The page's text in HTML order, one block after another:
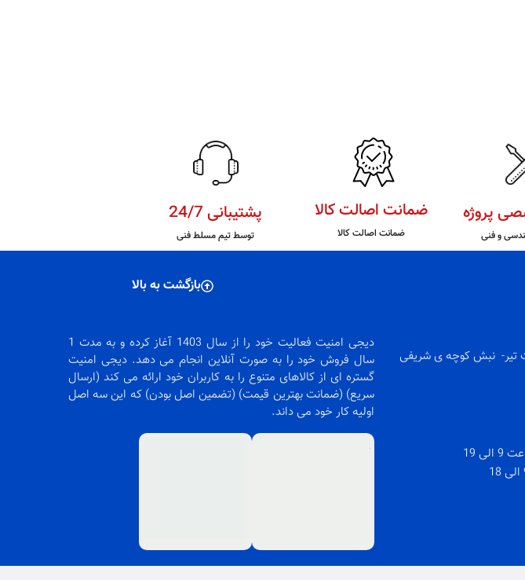
پروژه
و فنی
ضمانت اصالت کالا
ضمانت اصالت کالا
پشتیبانی 24/7
توسط تیم مسلط فنی
بازگشت به بالا
تیر- نبش کوچه ی شریفی
19
دیجی امنیت فعالیت خود را از سال 1403 آغاز کرده و به مدت 1
سال فروش خود را به صورت آنلاین انجام می دهد. دیجی امنیت
گستره ای از کالاهای متنوع را به کاربران خود ارائه می کند (ارسال
سریع) (ضمانت بهترین قیمت) (تضمین اصل بودن) که این سه اصل
اولیه کار خود می داند.